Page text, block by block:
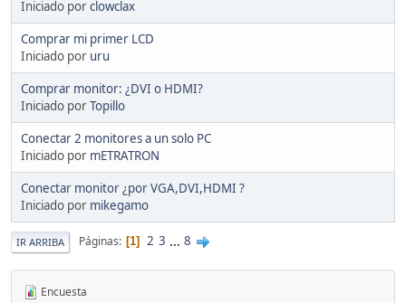
Iniciado porclowclax
Comprar mi primer LCD
Iniciado por uru
Comprar monitor: ¿DVI o HDMI?
Iniciado porTopillo
Conectar 2 monitores a un solo PC
Iniciado por mETRATRON
Conectar monitor ¿por VGA,DVI,HDMI ?
Iniciado por mikegamo
IR ARRIBA Páginas 1 2 3 ... 8
Encuesta